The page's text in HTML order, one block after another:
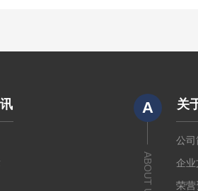
A
ABOUT US
关
公司
企业
荣营